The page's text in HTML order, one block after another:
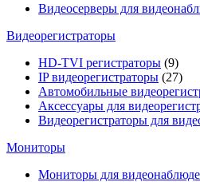
Видеосерверы для
Видеорегистраторы
HD-TVI регистраторы (9)
IP видеорегистраторы (27)
Автомобильные
Аксессуары для
Видеорегистраторы для
Мониторы
Мониторы для